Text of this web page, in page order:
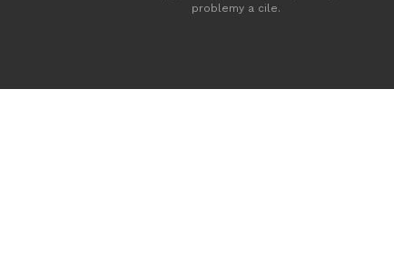
problemy a cile.